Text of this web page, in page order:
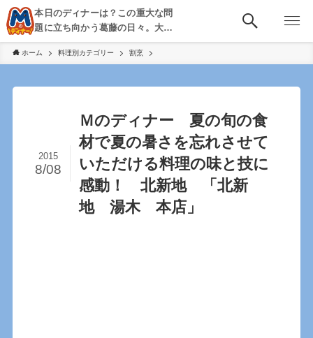
本日のディナーは？この重大な問
題に立ち向かう葛藤の日々。大
阪・京都・神戸を中心とした食べ
歩き、飲み歩きを綴る。
ホーム 料理別カテゴリー 割烹
Ｍのディナー 夏の旬の食
材で夏の暑さを忘れさせて
いただける料理の味と技に
感動！ 北新地 「北新
地 湯木 本店」
2015
8/08